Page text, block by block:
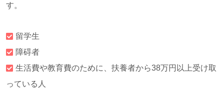
す。
留学生
障碍者
生活費や教育費のために、扶養者から38万円以上受け取
っている人